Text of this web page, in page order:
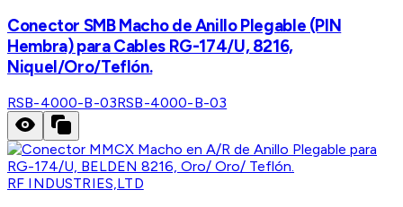
Conector SMB Macho de Anillo Plegable (PIN
Hembra) para Cables RG-174/U, 8216,
Niquel/Oro/Teflón.
RSB-4000-B-03RSB-4000-B-03
RF INDUSTRIES,LTD